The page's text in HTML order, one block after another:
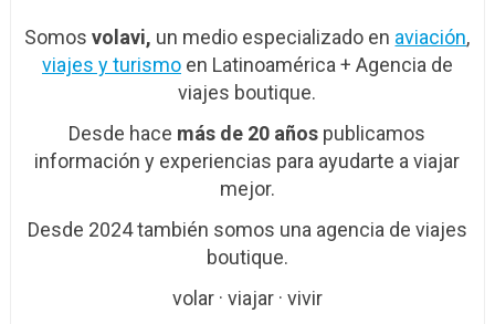
Somosvolavi, un medio especializado en aviación,
viajes y turismoen Latinoamérica + Agencia de
viajes boutique.
Desde hace más de 20 años publicamos
información y experiencias para ayudarte a viajar
mejor.
Desde 2024 también somos una agencia de viajes
boutique.
volar · viajar · vivir